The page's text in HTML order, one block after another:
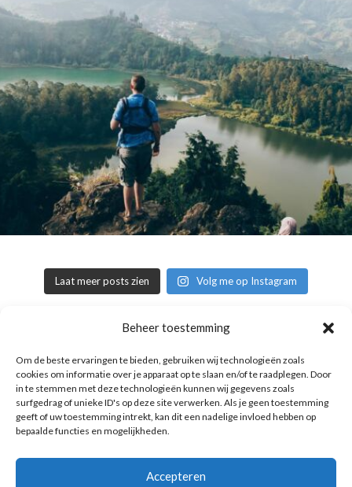
Beheer toestemming
Om de beste ervaringen te bieden, gebruiken wij technologieën zoals
cookies om informatie over je apparaat op te slaan en/of te raadplegen. Door
in te stemmen met deze technologieën kunnen wij gegevens zoals
surfgedrag of unieke ID's op deze site verwerken. Als je geen toestemming
geeft of uw toestemming intrekt, kan dit een nadelige invloed hebben op
bepaalde functies en mogelijkheden.
Accepteren
Laat meer posts zien Volg me op Instagram
Liv2Day.com|Privacy & Cookies